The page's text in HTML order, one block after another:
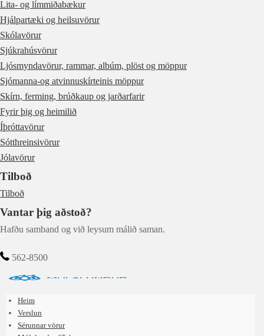
Lita- og límmiðabækur
Hjálpartæki og heilsuvörur
Skólavörur
Sjúkrahúsvörur
Ljósmyndavörur, rammar, albúm, plöst og möppur
Sjómanna-og atvinnuskírteinis möppur
Skírn, ferming, brúðkaup og jarðarfarir
Fyrir þig og heimilið
Íþróttavörur
Sótthreinsivörur
Jólavörur
Tilboð
Tilboð
Vantar þig aðstoð?
Hafðu samband og við leysum málið saman.
562-8500
Heim
Verslun
Sérunnar vörur